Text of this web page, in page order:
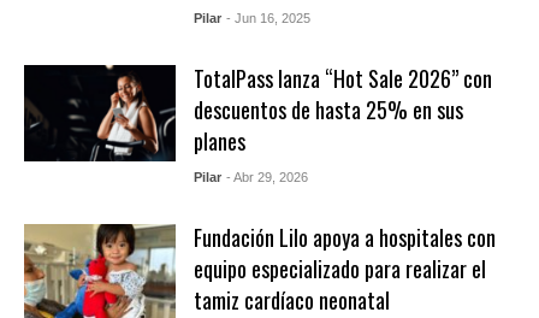
Pilar - Jun 16, 2025
TotalPass lanza “Hot Sale 2026” con
descuentos de hasta 25% en sus
planes
Pilar - Abr 29, 2026
Fundación Lilo apoya a hospitales con
equipo especializado para realizar el
tamiz cardíaco neonatal